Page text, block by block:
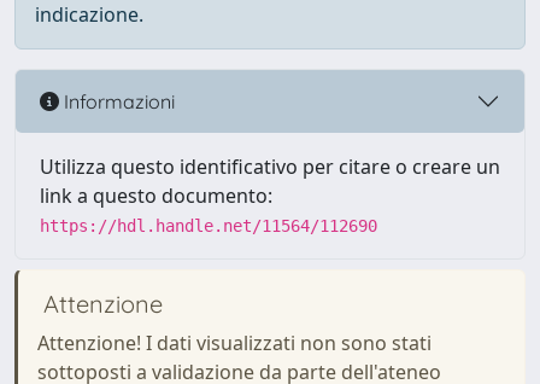
indicazione.
Informazioni
Utilizza questo identificativo per citare o creare un
link a questo documento:
https://hdl.handle.net/11564/112690
Attenzione
Attenzione! I dati visualizzati non sono stati
sottoposti a validazione da parte dell'ateneo